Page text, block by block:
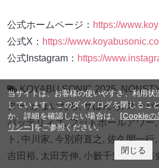
公式ホームページ： https://
公式X： https://
公式Instagram： https://
KOYABU SONIC 2025,
ター,かまいたち,ザぼんち,スーパ
バッテリィズ,フットボールアワー,
ト , 中川家, 今別府直之 , 佐久間一行,
吉田裕, 太田芳伸, 小籔千豊 ,川畑泰
当サイトは、お客様の使いやすさ、利用
しています。このダイアログを閉じるこ
か、詳細を確認したい場合は、 [Cookieの
リシー]をご参照ください。
閉じる